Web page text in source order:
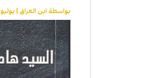
بواسطةابن العراق |يوليو 5,